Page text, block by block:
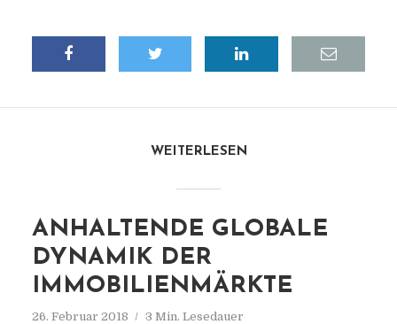
WEITERLESEN
ANHALTENDE GLOBALE
DYNAMIK DER
IMMOBILIENMÄRKTE
26. Februar 2018 3 Min. Lesedauer